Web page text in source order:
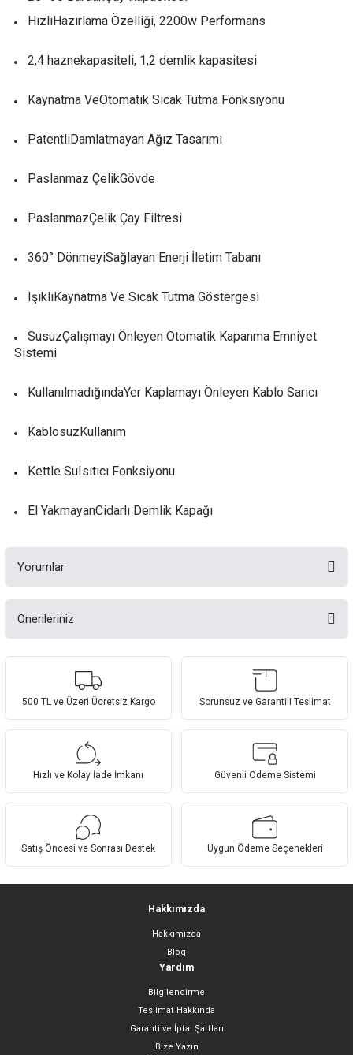
HızlıHazırlama Özelliği, 2200w Performans
2,4 haznekapasiteli, 1,2 demlik kapasitesi
Kaynatma VeOtomatik Sıcak Tutma Fonksiyonu
PatentliDamlatmayan Ağız Tasarımı
Paslanmaz ÇelikGövde
PaslanmazÇelik Çay Filtresi
360° DönmeyiSağlayan Enerji İletim Tabanı
IşıklıKaynatma Ve Sıcak Tutma Göstergesi
SusuzÇalışmayı Önleyen Otomatik Kapanma Emniyet
Sistemi
KullanılmadığındaYer Kaplamayı Önleyen Kablo Sarıcı
KablosuzKullanım
Kettle SuIsıtıcı Fonksiyonu
El YakmayanCidarlı Demlik Kapağı
Yorumlar
Önerileriniz
Bu ürünün fiyat bilgisi, resim, ürün açıklamalarında ve diğer konularda
yetersiz gördüğünüz noktaları öneri formunu kullanarak tarafımıza
Görüş ve önerileriniz için teşekkür ederiz.
Ürün resmi kalitesiz, bozuk veya görüntülenemiyor.
Ürün açıklamasında eksik bilgiler bulunuyor.
Bu ürüne benzer farklı alternatifler olmalı.
Gönder
500 TL ve Üzeri Ücretsiz Kargo Sorunsuz ve Garantili Teslimat
Hızlı ve Kolay İade İmkanı Güvenli Ödeme Sistemi
Satış Öncesi ve Sonrası Destek Uygun Ödeme Seçenekleri
Hakkımızda
Hakkımızda
Blog
Yardım
Bilgilendirme
Teslimat Hakkında
Garanti ve İptal Şartları
Bize Yazın